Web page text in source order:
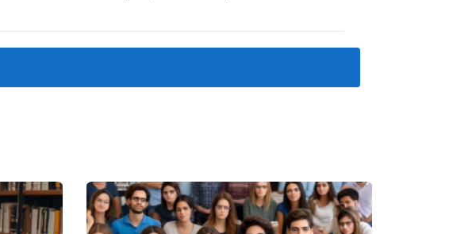
trabajadores.
sino que también fortalece la competitividad de la agencia en